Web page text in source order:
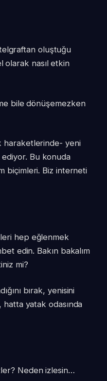
oluştuğu
nasıl etkin
bile dönüşemezken
haraketlerinde- yeni
ediyor. Bu konuda
biçimleri. Biz interneti
hep eğlenmek
edin. Bakın bakalım
mi?
bırak, yenisini
yatak odasında
Neden izlesin…